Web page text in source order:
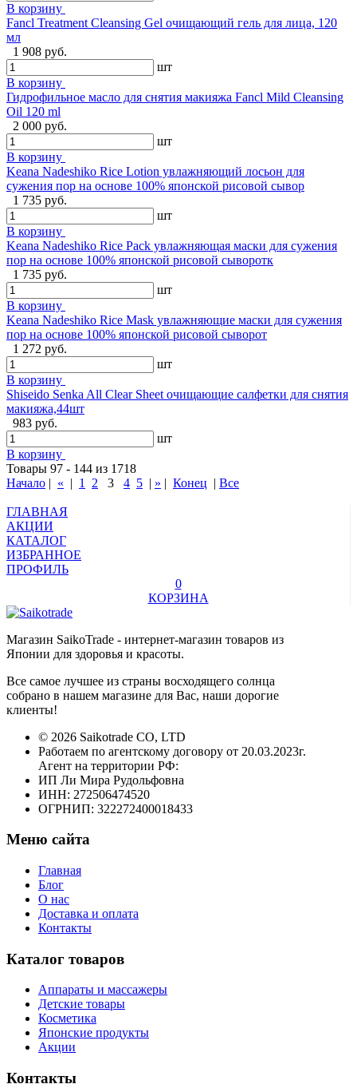
В корзину
Fancl Treatment Cleansing Gel очищающий гель для лица, 120
мл
1 908 руб.
шт
В корзину
Гидрофильное масло для снятия макияжа Fancl Mild Cleansing
Oil 120 ml
2 000 руб.
шт
В корзину
Keana Nadeshiko Rice Lotion увлажняющий лосьон для
сужения пор на основе 100% японской рисовой сывор
1 735 руб.
шт
В корзину
Keana Nadeshiko Rice Pack увлажняющая маски для сужения
пор на основе 100% японской рисовой сыворотк
1 735 руб.
шт
В корзину
Keana Nadeshiko Rice Mask увлажняющие маски для сужения
пор на основе 100% японской рисовой сыворот
1 272 руб.
шт
В корзину
Shiseido Senka All Clear Sheet очищающие салфетки для снятия
макияжа,44шт
983 руб.
шт
В корзину
Товары 97 - 144 из 1718
Начало | « | 1 2 3 4 5 | » | Конец | Все
ГЛАВНАЯ
АКЦИИ
КАТАЛОГ
ИЗБРАННОЕ
ПРОФИЛЬ
0
КОРЗИНА
Магазин SaikoTrade - интернет-магазин товаров из
Японии для здоровья и красоты.
Все самое лучшее из страны восходящего солнца
собрано в нашем магазине для Вас, наши дорогие
клиенты!
© 2026 Saikotrade CO, LTD
Работаем по агентскому договору от 20.03.2023г.
Агент на территории РФ:
ИП Ли Мира Рудольфовна
ИНН: 272506474520
ОГРНИП: 322272400018433
Меню сайта
Главная
Блог
О нас
Доставка и оплата
Контакты
Каталог товаров
Аппараты и массажеры
Детские товары
Косметика
Японские продукты
Акции
Контакты